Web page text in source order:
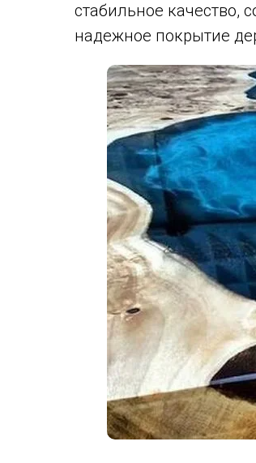
стабильное качество,
надежное покрытие